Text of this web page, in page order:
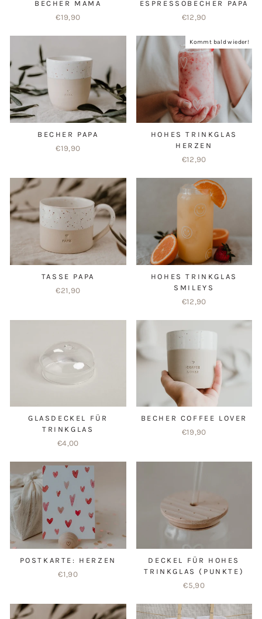
BECHER MAMA
€19,90
ESPRESSOBECHER PAPA
€12,90
BECHER PAPA
€19,90
Kommt bald wieder!
HOHES TRINKGLAS
HERZEN
€12,90
TASSE PAPA
€21,90
HOHES TRINKGLAS
SMILEYS
€12,90
GLASDECKEL FÜR
TRINKGLAS
€4,00
BECHER COFFEE LOVER
€19,90
POSTKARTE: HERZEN
€1,90
DECKEL FÜR HOHES
TRINKGLAS (PUNKTE)
€5,90